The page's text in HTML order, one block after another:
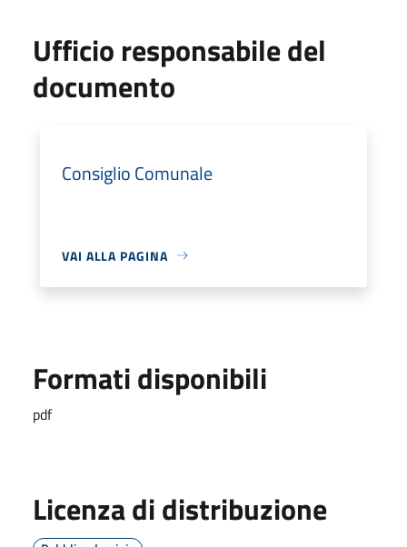
Ufficio responsabile del
documento
Consiglio Comunale
VAI ALLA PAGINA
Formati disponibili
pdf
Licenza di distribuzione